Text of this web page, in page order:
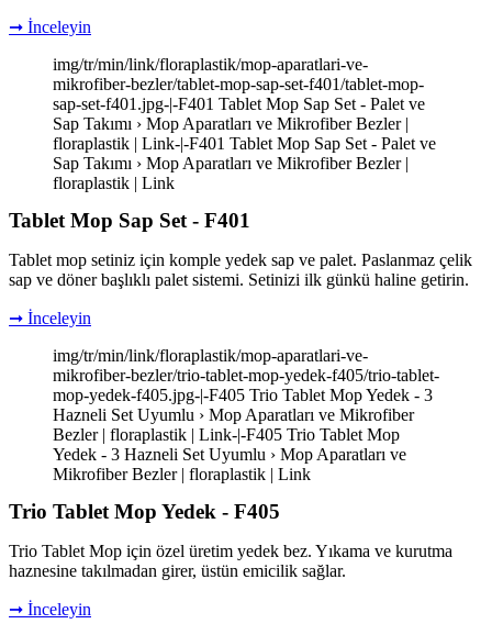
➞ İnceleyin
img/tr/min/link/floraplastik/mop-aparatlari-ve-
mikrofiber-bezler/tablet-mop-sap-set-f401/tablet-mop-
sap-set-f401.jpg-|-F401 Tablet Mop Sap Set - Palet ve
Sap Takımı › Mop Aparatları ve Mikrofiber Bezler |
floraplastik | Link-|-F401 Tablet Mop Sap Set - Palet ve
Sap Takımı › Mop Aparatları ve Mikrofiber Bezler |
floraplastik | Link
Tablet Mop Sap Set - F401
Tablet mop setiniz için komple yedek sap ve palet. Paslanmaz çelik
sap ve döner başlıklı palet sistemi. Setinizi ilk günkü haline getirin.
➞ İnceleyin
img/tr/min/link/floraplastik/mop-aparatlari-ve-
mikrofiber-bezler/trio-tablet-mop-yedek-f405/trio-tablet-
mop-yedek-f405.jpg-|-F405 Trio Tablet Mop Yedek - 3
Hazneli Set Uyumlu › Mop Aparatları ve Mikrofiber
Bezler | floraplastik | Link-|-F405 Trio Tablet Mop
Yedek - 3 Hazneli Set Uyumlu › Mop Aparatları ve
Mikrofiber Bezler | floraplastik | Link
Trio Tablet Mop Yedek - F405
Trio Tablet Mop için özel üretim yedek bez. Yıkama ve kurutma
haznesine takılmadan girer, üstün emicilik sağlar.
➞ İnceleyin